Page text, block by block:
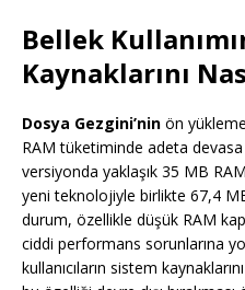
Bellek
Kaynaklarını
Dosya Gezgini’nin ön
RAM tüketiminde adeta
versiyonda yaklaşık 35 MB
yeni teknolojiyle birlikte 67,4
durum, özellikle düşük RAM
ciddi performans sorunlarına
kullanıcıların sistem